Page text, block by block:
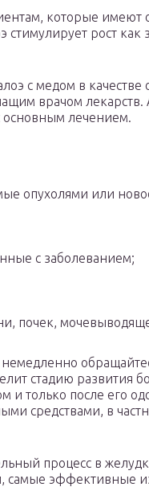
которые имеют
рост как
с медом в качестве
врачом лекарств.
основным лечением.
опухолями или
с заболеванием;
почек,
стадию развития
и только после его
средствами, в
процесс в
самые эффективные